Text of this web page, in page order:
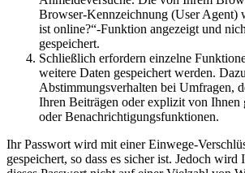
Browser-Kennzeichnung (User Agent)
ist online?“-Funktion angezeigt und
gespeichert.
Schließlich erfordern einzelne
weitere Daten gespeichert werden.
Abstimmungsverhalten bei Umfragen,
Ihren Beiträgen oder explizit von Ihnen
oder Benachrichtigungsfunktionen.
Ihr Passwort wird mit einer Einwege-
gespeichert, so dass es sicher ist. Jedoch wird